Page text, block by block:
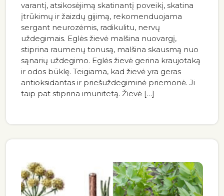
varantį, atsikosėjimą skatinantį poveikį, skatina
įtrūkimų ir žaizdų gijimą, rekomenduojama
sergant neurozėmis, radikulitu, nervų
uždegimais. Eglės žievė malšina nuovargį,
stiprina raumenų tonusą, malšina skausmą nuo
sąnarių uždegimo. Eglės žievė gerina kraujotaką
ir odos būklę. Teigiama, kad žievė yra geras
antioksidantas ir priešuždegiminė priemonė. Ji
taip pat stiprina imunitetą. Žievė […]